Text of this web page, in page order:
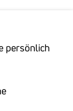
persön­lich